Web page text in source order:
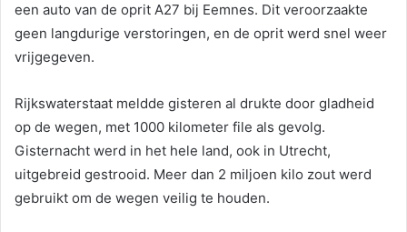
een auto van de oprit A27 bij Eemnes. Dit veroorzaakte
geen langdurige verstoringen, en de oprit werd snel weer
vrijgegeven.
Rijkswaterstaat meldde gisteren al drukte door gladheid
op de wegen, met 1000 kilometer file als gevolg.
Gisternacht werd in het hele land, ook in Utrecht,
uitgebreid gestrooid. Meer dan 2 miljoen kilo zout werd
gebruikt om de wegen veilig te houden.